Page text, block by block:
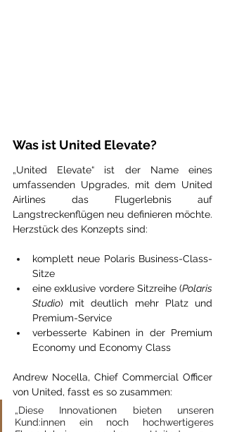
Was ist United Elevate?
„United Elevate“ ist der Name eines
umfassenden Upgrades, mit dem United
Airlines das Flugerlebnis auf
Langstreckenflügen neu definieren möchte.
Herzstück des Konzepts sind:
komplett neue Polaris Business-Class-
Sitze
eine exklusive vordere Sitzreihe (Polaris
Studio) mit deutlich mehr Platz und
Premium-Service
verbesserte Kabinen in der Premium
Economy und Economy Class
Andrew Nocella, Chief Commercial Officer
von United, fasst es so zusammen:
„Diese Innovationen bieten unseren
Kund:innen ein noch hochwertigeres